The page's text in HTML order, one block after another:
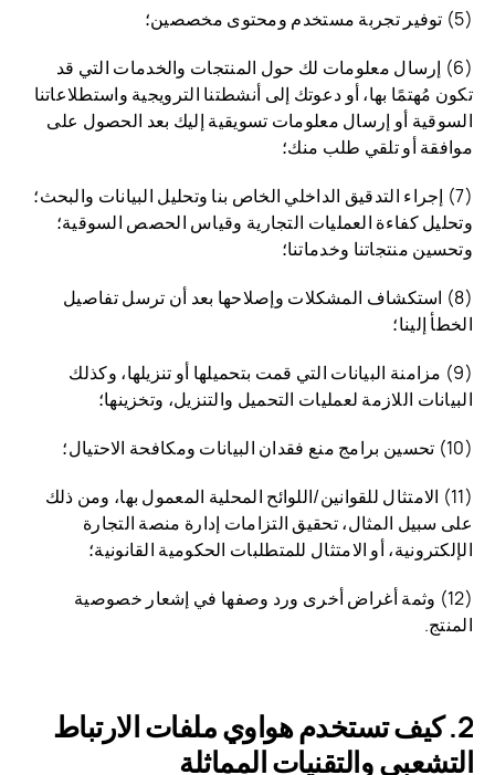
(5) توفير تجربة مستخدم ومحتوى مخصصين؛
(6) إرسال معلومات لك حول المنتجات والخدمات التي قد
تكون مُهتمًا بها، أو دعوتك إلى أنشطتنا الترويجية واستطلاعاتنا
السوقية أو إرسال معلومات تسويقية إليك بعد الحصول على
موافقة أو تلقي طلب منك؛
(7) إجراء التدقيق الداخلي الخاص بنا وتحليل البيانات والبحث؛
وتحليل كفاءة العمليات التجارية وقياس الحصص السوقية؛
وتحسين منتجاتنا وخدماتنا؛
(8) استكشاف المشكلات وإصلاحها بعد أن ترسل تفاصيل
الخطأ إلينا؛
(9) مزامنة البيانات التي قمت بتحميلها أو تنزيلها، وكذلك
البيانات اللازمة لعمليات التحميل والتنزيل، وتخزينها؛
(10) تحسين برامج منع فقدان البيانات ومكافحة الاحتيال؛
(11) الامتثال للقوانين/اللوائح المحلية المعمول بها، ومن ذلك
على سبيل المثال، تحقيق التزامات إدارة منصة التجارة
الإلكترونية، أو الامتثال للمتطلبات الحكومية القانونية؛
(12) وثمة أغراض أخرى ورد وصفها في إشعار خصوصية
المنتج.
كيف تستخدم هواوي ملفات الارتباط
التشعبي والتقنيات المماثلة